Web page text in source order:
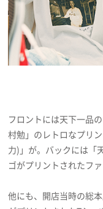
フロントには天下一品
村勉」のレトロなプリ
力)」が。バックには「
ゴがプリントされたフ
他にも、開店当時の総